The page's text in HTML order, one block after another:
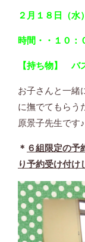
２月１８日（
時間・・１０：
【持ち物】 バ
お子さんと一緒
に撫でてもらう
原景子先生です♪
＊ ６組限定の予
り予約受け付け